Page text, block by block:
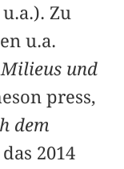
Zu
u.a.
und
press,
dem
2014